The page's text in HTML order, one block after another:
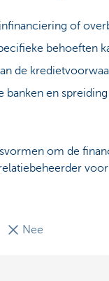
of
behoeften
de
en
om de
Nee